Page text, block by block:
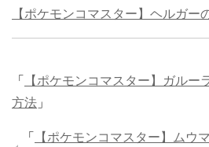
【ポケモンコマスター】ヘルガー
「
【ポケモンコマスター】ガルー
方法 」
「 【ポケモンコマスター】ムウ